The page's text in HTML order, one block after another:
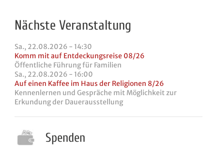
Nächste Veranstaltung
Sa., 22.08.2026 - 14:30
Komm mit auf Entdeckungsreise 08/26
Öffentliche Führung für Familien
Sa., 22.08.2026 - 16:00
Auf einen Kaffee im Haus der Religionen 8/26
Kennenlernen und Gespräche mit Möglichkeit zur
Erkundung der Dauerausstellung
Spenden